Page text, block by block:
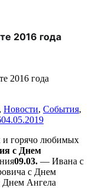
2016 года
2016 года
, Новости, События,
04.05.2019
и горячо любимых
с Днем
09.03. — Ивана с
с Днем
Днем Ангела